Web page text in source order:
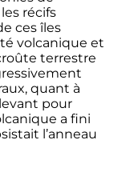
récifs
ces îles
volcanique et
terrestre
quant à
pour
a fini
l’anneau